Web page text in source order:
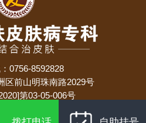
0756-8592828
区前山明珠南路2029号
第03-05-006号